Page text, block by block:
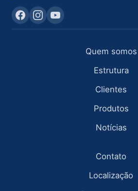
Quem somos
Estrutura
Clientes
Produtos
Notícias
Contato
Localização